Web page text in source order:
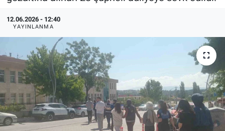
12.06.2026 - 12:40
YAYINLANMA